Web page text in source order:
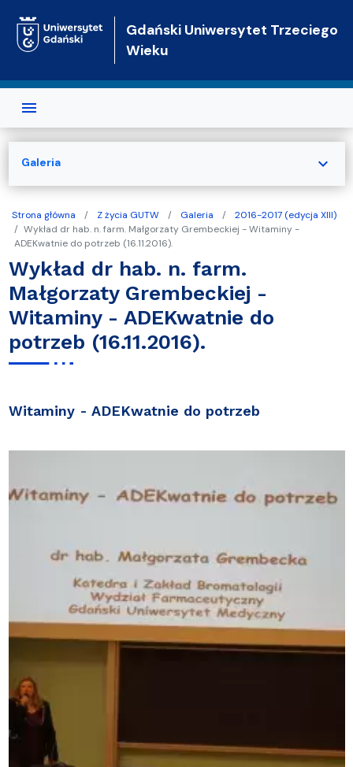
Gdański Uniwersytet Trzeciego
Wieku
Strona główna Z życia GUTW Galeria
2016-2017 (edycja XIII)
Wykład dr hab. n. farm. Małgorzaty Grembeckiej - Witaminy -
ADEKwatnie do potrzeb (16.11.2016).
Wykład dr hab. n. farm.
Małgorzaty Grembeckiej -
Witaminy - ADEKwatnie do
potrzeb (16.11.2016).
Witaminy - ADEKwatnie do potrzeb
Galeria expand_more